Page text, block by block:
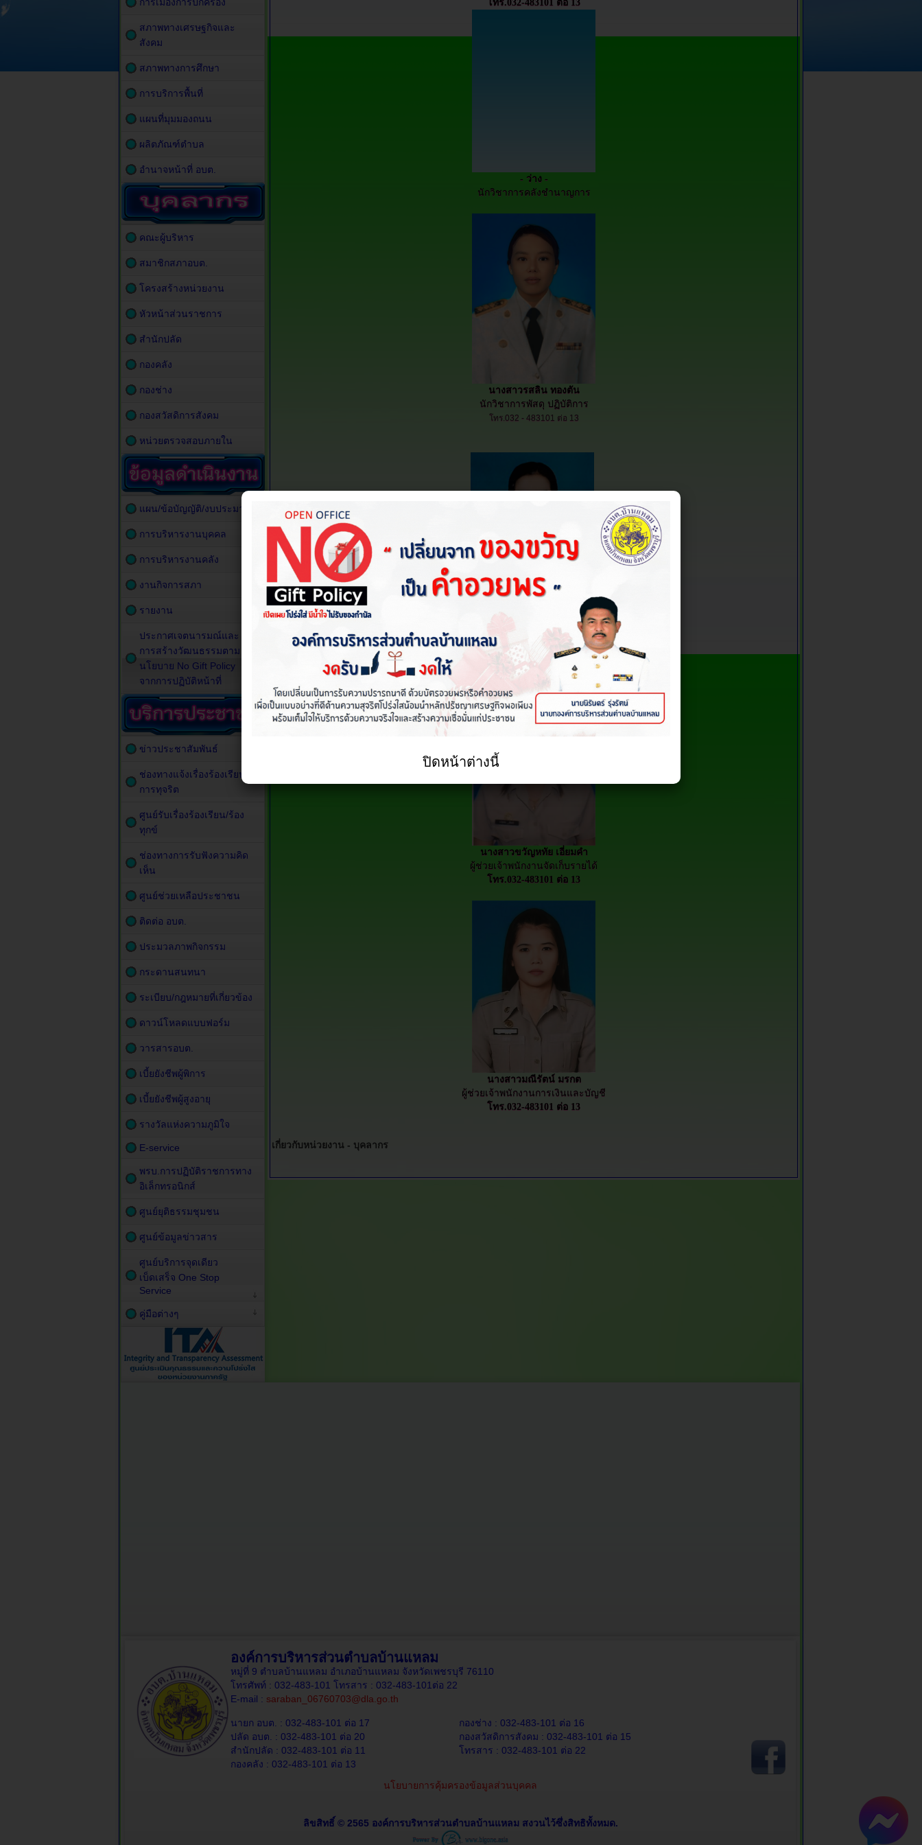
โทร.032-483101 ต่อ 13
- ว่าง -
นักวิชาการคลังชำนาญการ
นางสาวรสลิน ทองตัน
นักวิชาการพัสดุ ปฏิบัติการ
โทร.032 - 483101 ต่อ 13
.
นางสาวนิรชา มั่นหมาย
นักวิชาการจัดเก็บรายได้ ปฏิบัติการ
โทร.032-483101 ต่อ 13
นางสาวขวัญหทัย เอี่ยมคำ
ผู้ช่วยเจ้าพนักงานจัดเก็บรายได้
โทร.032-483101 ต่อ 13
นางสาวมณีรัตน์ มรกต
ผู้ช่วยเจ้าพนักงานการเงินและบัญชี
โทร.032-483101 ต่อ 13
เกี่ยวกับหน่วยงาน - บุคลากร
สภาพทางเศรษฐกิจและ
สังคม
สภาพทางการศึกษา
การบริการพื้นที่
แผนที่มุมมองถนน
ผลิตภัณฑ์ตำบล
อำนาจหน้าที่ อบต.
คณะผู้บริหาร
สมาชิกสภาอบต.
โครงสร้างหน่วยงาน
หัวหน้าส่วนราชการ
สำนักปลัด
กองคลัง
กองช่าง
กองสวัสดิการสังคม
หน่วยตรวจสอบภายใน
แผน/ข้อบัญญัติ/งบประมาณ
การบริหารงานบุคคล
การบริหารงานคลัง
งานกิจการสภา
รายงาน
ประกาศเจตนารมณ์และ
การสร้างวัฒนธรรมตาม
นโยบาย No Gift Policy
จากการปฏิบัติหน้าที่
ข่าวประชาสัมพันธ์
ช่องทางแจ้งเรื่องร้องเรียน
การทุจริต
ศูนย์รับเรื่องร้องเรียน/ร้อง
ทุกข์
ช่องทางการรับฟังความคิด
เห็น
ศูนย์ช่วยเหลือประชาชน
ติดต่อ อบต.
ประมวลภาพกิจกรรม
กระดานสนทนา
ระเบียบ/กฎหมายที่เกี่ยวข้อง
ดาวน์โหลดแบบฟอร์ม
วารสารอบต.
เบี้ยยังชีพผู้พิการ
เบี้ยยังชีพผู้สูงอายุ
รางวัลแห่งความภูมิใจ
E-service
พรบ.การปฏิบัติราชการทาง
อิเล็กทรอนิกส์
ศูนย์ยุติธรรมชุมชน
ศูนย์ข้อมูลข่าวสาร
ศูนย์บริการจุดเดียว
เบ็ดเสร็จ One Stop
Service
คู่มือต่างๆ
องค์การบริหารส่วนตำบลบ้านแหลม
หมู่ที่ 9 ตำบลบ้านแหลม อำเภอบ้านแหลม จังหวัดเพชรบุรี 76110
โทรศัพท์ : 032-483-101 โทรสาร : 032-483-101ต่อ 22
E-mail : saraban_06760703@dla.go.th
นายก อบต. : 032-483-101 ต่อ 17
ปลัด อบต. : 032-483-101 ต่อ 20
สำนักปลัด : 032-483-101 ต่อ 11
กองคลัง : 032-483-101 ต่อ 13
กองช่าง : 032-483-101 ต่อ 16
กองสวัสดิการสังคม : 032-483-101 ต่อ 15
โทรสาร : 032-483-101 ต่อ 22
นโยบายการคุ้มครองข้อมูลส่วนบุคคล
ลิขสิทธิ์ © 2565 องค์การบริหารส่วนตำบลบ้านแหลม สงวนไว้ซึ่งสิทธิทั้งหมด.
ปิดหน้าต่างนี้